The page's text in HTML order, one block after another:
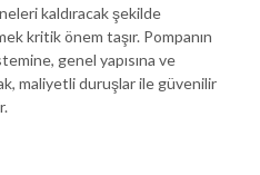
kaldıracak şekilde
kritik önem taşır. Pompanın
genel yapısına ve
maliyetli duruşlar ile güvenilir